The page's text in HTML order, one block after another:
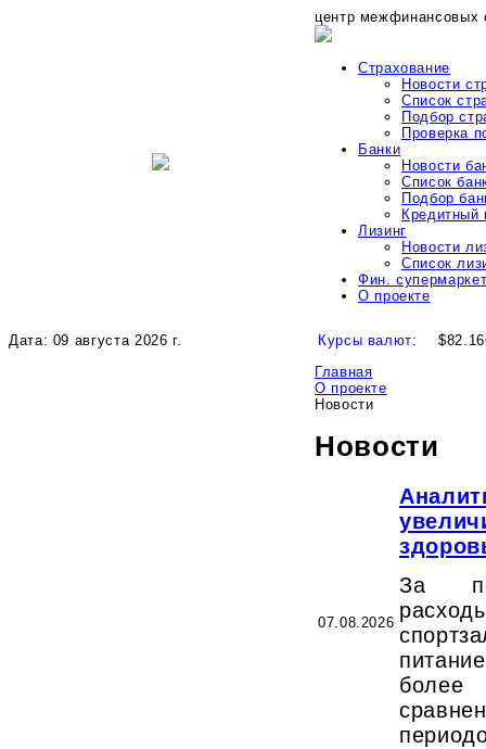
центр межфинансовых
Страхование
Новости
Список
Подбор
Проверка
Банки
Новости
Список
Подбор
Кредитный
Лизинг
Новости
Список
Фин.
О проекте
Дата: 09 августа 2026 г. Курсы валют:
Главная
О проекте
Новости
Новости
07.08.2026
За